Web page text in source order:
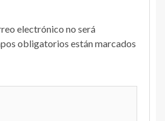
electrónico no será
obligatorios están marcados